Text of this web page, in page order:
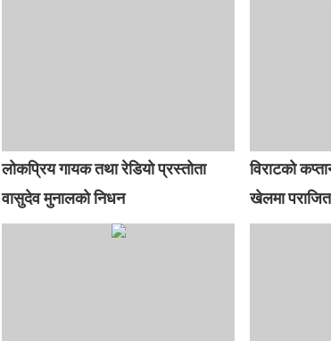
लोकप्रिय गायक तथा रेडियो प्रस्तोता
वासुदेव मुनालको निधन
विराटको
खेलमा पराजित